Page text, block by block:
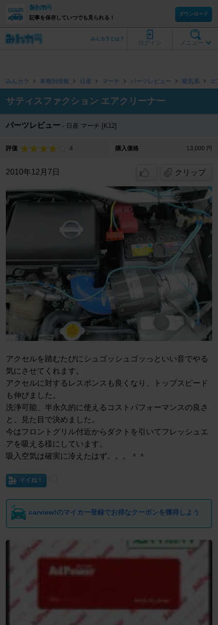
記事を保存していつでも見られる！
ダウンロード
メニュー
ログイン
みんカラとは？
みんカラ 車種別情報 日産 マーチ パーツレビュー 吸気系 エ
サティスファクション エアクリーナー
パーツレビュー 日産 マーチ [K12]
評価 4 購入価格 13,000 円
2010年12月7日 クリップ
アクセルを踏むたびにシュゴッシュゴッっといい音でやる
気にさせてくれます。
アクセルに対するレスポンスも良くなり、トップスピード
も伸びました。
洗浄可能、半永久的に使えるコストパフォーマンスの良さ
と、見た目で決めました。
今はフロントグリル付近からダクトを引いてフレッシュエ
アを吸える様にしています。
吸入空気は確実に冷えたはず。。。＾＾
イイね！
carview!のマイカー登録でお得なクーポンを獲得しよう